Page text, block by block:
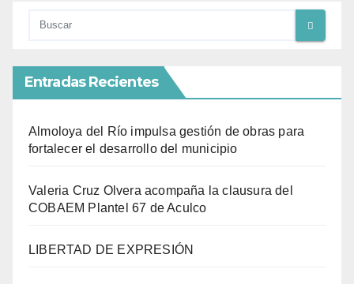
Entradas Recientes
Almoloya del Río impulsa gestión de obras para
fortalecer el desarrollo del municipio
Valeria Cruz Olvera acompaña la clausura del
COBAEM Plantel 67 de Aculco
LIBERTAD DE EXPRESIÓN